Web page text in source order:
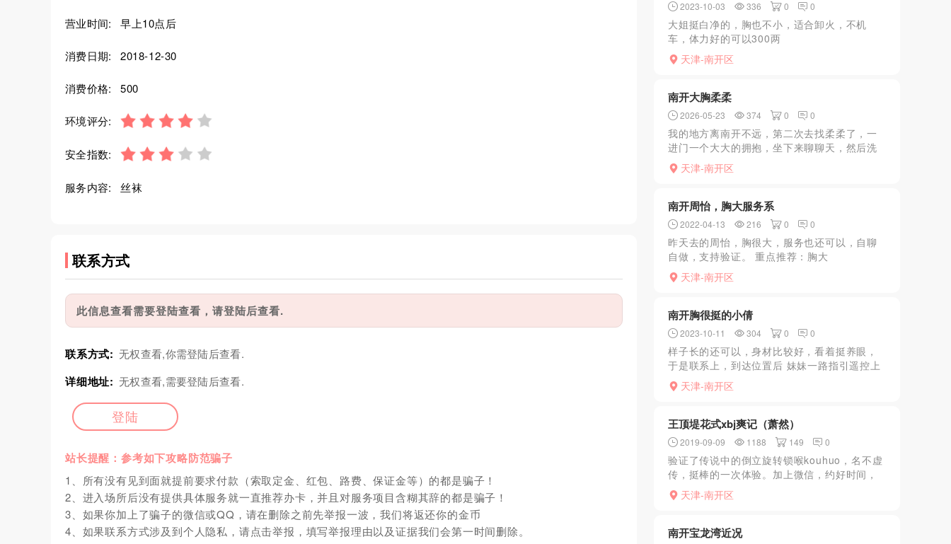
营业时间: 早上10点后
消费日期: 2018-12-30
消费价格: 500
环境评分:
安全指数:
服务内容: 丝袜
联系方式
此信息查看需要登陆查看，请登陆后查看.
联系方式: 无权查看,你需登陆后查看.
详细地址: 无权查看,需要登陆后查看.
登陆
站长提醒：参考如下攻略防范骗子
1、所有没有见到面就提前要求付款（索取定金、红包、路费、保证金等）的都是骗子！
2、进入场所后没有提供具体服务就一直推荐办卡，并且对服务项目含糊其辞的都是骗子！
3、如果你加上了骗子的微信或QQ，请在删除之前先举报一波，我们将返还你的金币
4、如果联系方式涉及到个人隐私，请点击举报，填写举报理由以及证据我们会第一时间删除。
2023-10-03 336 0 0
大姐挺白净的，胸也不小，适合卸火，不机
车，体力好的可以300两
次...............................................
天津-南开区
南开大胸柔柔
2026-05-23 374 0 0
我的地方离南开不远，第二次去找柔柔了，一
进门一个大大的拥抱，坐下来聊聊天，然后洗
漱步入正题，小姐姐胸很大，摸着胸，一只手
抓不过来，小姐姐做服务一点不敷衍，小姐姐
天津-南开区
南开周怡，胸大服务系
2022-04-13 216 0 0
昨天去的周怡，胸很大，服务也还可以，自聊
自做，支持验证。 重点推荐：胸大
天津-南开区
南开胸很挺的小倩
2023-10-11 304 0 0
样子长的还可以，身材比较好，看着挺养眼，
于是联系上，到达位置后 妹妹一路指引遥控上
楼，进门看见真人和照片差别不大，妹妹很温
柔，年纪约25岁左右，火辣高挑的身材，很热
天津-南开区
王顶堤花式xbj爽记（萧然）
2019-09-09 1188 149 0
验证了传说中的倒立旋转锁喉kouhuo，名不虚
传，挺棒的一次体验。加上微信，约好时间，
遥控上楼，地方很好找，过程先A后B，一直在
问为什么来做花式，不去做大，后问也可以包
天津-南开区
南开宝龙湾近况